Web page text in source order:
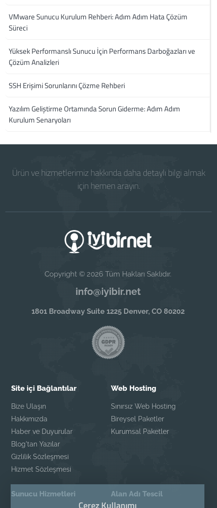
VMware Sunucu Kurulum Rehberi: Adım Adım Hata Çözüm
Süreci
Yüksek Performanslı Sunucu İçin Performans Darboğazları ve
Çözüm Analizleri
SSH Erişimi Sorunlarını Çözme Rehberi
Yazılım Geliştirme Ortamında Sorun Giderme: Adım Adım
Kurulum Senaryoları
Ürün ve hizmetlerimiz hakkında daha detaylı bilgi almak
için hemen arayın.
Copyright © 2026 Tüm Hakları Saklıdır.
info@iyibir.net
1801 Broadway Suite 1225 Denver, CO 80202
Site içi Bağlantılar
Bize Ulaşın
Hakkımızda
Haber ve Duyurular
Blog'tan Yazılar
Gizlilik Sözleşmesi
Hizmet Sözleşmesi
Web Hosting
Sınırsız Web Hosting
Bireysel Paketler
Kurumsal Paketler
Sunucu Hizmetleri Alan Adı Tescil
Çerez Kullanımı